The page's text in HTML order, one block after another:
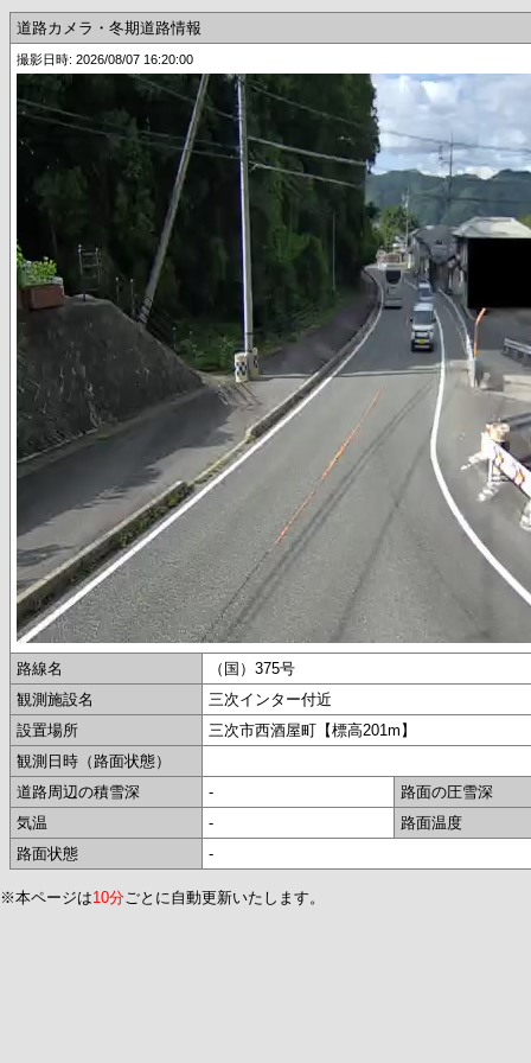
道路カメラ・冬期道路情報
撮影日時: 2026/08/07 16:20:00
路線名
（国）375号
観測施設名
三次インター付近
設置場所
三次市西酒屋町【標高201m】
観測日時（路面状態）
道路周辺の積雪深
-
路面の圧雪深
気温
-
路面温度
路面状態
-
※本ページは10分ごとに自動更新いたします。